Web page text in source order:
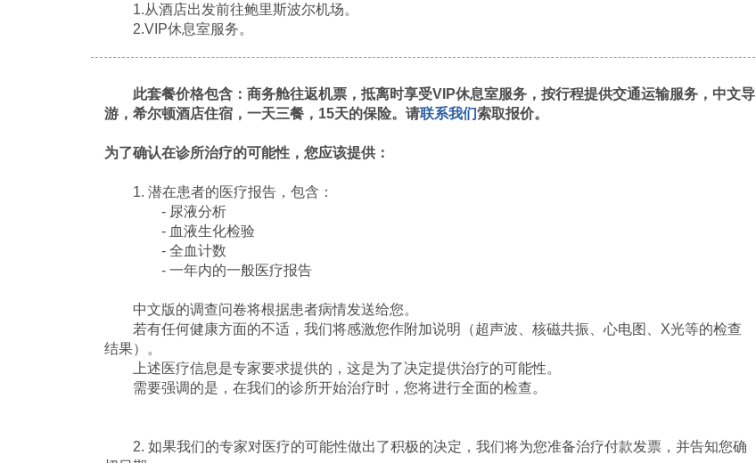
1.从酒店出发前往鲍里斯波尔机场。
2.VIP休息室服务。
此套餐价格包含：商务舱往返机票，抵离时享受VIP休息室服务，按行程提供交通运输服务，中文导
游，希尔顿酒店住宿，一天三餐，15天的保险。请联系我们索取报价。
为了确认在诊所治疗的可能性，您应该提供：
1. 潜在患者的医疗报告，包含：
- 尿液分析
- 血液生化检验
- 全血计数
- 一年内的一般医疗报告
中文版的调查问卷将根据患者病情发送给您。
若有任何健康方面的不适，我们将感激您作附加说明（超声波、核磁共振、心电图、X光等的检查
结果）。
上述医疗信息是专家要求提供的，这是为了决定提供治疗的可能性。
需要强调的是，在我们的诊所开始治疗时，您将进行全面的检查。
2. 如果我们的专家对医疗的可能性做出了积极的决定，我们将为您准备治疗付款发票，并告知您确